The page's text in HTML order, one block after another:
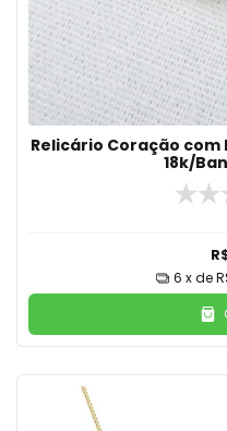
Relicário Coração com
18k/
6 x de